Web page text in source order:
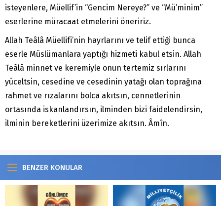
isteyenlere, Müellif’in “Gencim Nereye?” ve “Mü’minim”
eserlerine müracaat etmelerini öneririz.
Allah Teâlâ Müellifi’nin hayrlarını ve telif ettiği bunca
eserle Müslümanlara yaptığı hizmeti kabul etsin. Allah
Teâlâ minnet ve keremiyle onun tertemiz sırlarını
yüceltsin, cesedine ve cesedinin yatağı olan toprağına
rahmet ve rızalarını bolca akıtsın, cennetlerinin
ortasında iskanlandırsın, ilminden bizi faidelendirsin,
ilminin bereketlerini üzerimize akıtsın. Âmîn.
BENZER KONULAR